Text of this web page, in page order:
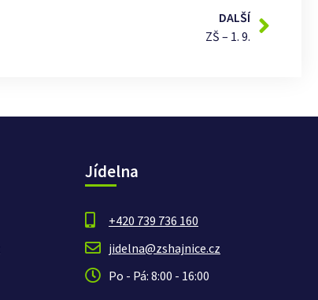
DALŠÍ
ZŠ – 1. 9.
Jídelna
+420 739 736 160
jidelna@zshajnice.cz
Po - Pá: 8:00 - 16:00